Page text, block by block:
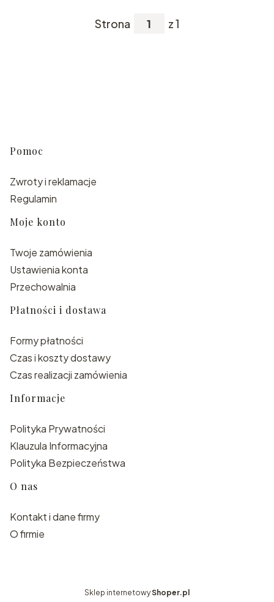
Strona z 1
Linki w stopce
Pomoc
Zwroty i reklamacje
Regulamin
Moje konto
Twoje zamówienia
Ustawienia konta
Przechowalnia
Płatności i dostawa
Formy płatności
Czas i koszty dostawy
Czas realizacji zamówienia
Informacje
Polityka Prywatności
Klauzula Informacyjna
Polityka Bezpieczeństwa
O nas
Kontakt i dane firmy
O firmie
Sklep internetowyShoper.pl